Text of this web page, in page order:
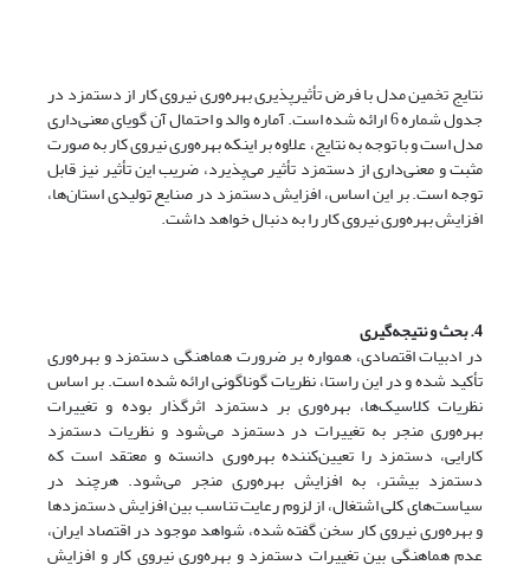
نتایج تخمین مدل با فرض تأثیرپذیری بهره‌وری نیروی کار از دستمزد در
جدول شماره 6 ارائه شده است. آماره والد و احتمال آن گویای معنی‌داری
مدل است و با توجه به نتایج، علاوه بر اینکه بهره‌وری نیروی کار به صورت
مثبت و معنی‌داری از دستمزد تأثیر می‌پذیرد، ضریب این تأثیر نیز قابل
توجه است. بر این اساس، افزایش دستمزد در صنایع تولیدی استان‌ها،
افزایش بهره‌وری نیروی کار را به دنبال خواهد داشت.
4. بحث و نتیجه‌گیری
در ادبیات اقتصادی، همواره بر ضرورت هماهنگی دستمزد و بهره‌وری
تأکید شده و در این راستا، نظریات گوناگونی ارائه شده است. بر اساس
نظریات کلاسیک‌ها، بهره‌وری بر دستمزد اثرگذار بوده و تغییرات
بهره‌وری منجر به تغییرات در دستمزد می‌‌شود و نظریات دستمزد
کارایی، دستمزد را تعیین‌کننده بهره‌وری دانسته و معتقد است که
دستمزد بیشتر، به افزایش بهره‌وری منجر می‌شود. هرچند در
سیاست‌های کلی اشتغال، از لزوم رعایت تناسب بین افزایش دستمزدها
و بهره‌وری نیروی کار سخن گفته شده، شواهد موجود در اقتصاد ایران،
عدم هماهنگی بین تغییرات دستمزد و بهره‌وری نیروی کار و افزایش